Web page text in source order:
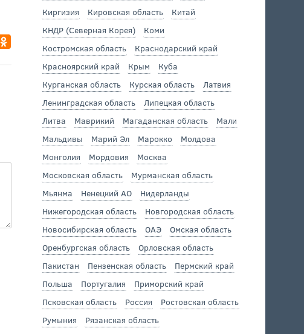
Киргизия
Кировская область
Китай
КНДР (Северная Корея)
Коми
Костромская область
Краснодарский край
Красноярский край
Крым
Куба
Курганская область
Курская область
Латвия
Ленинградская область
Липецкая область
Литва
Маврикий Магаданская область
Мали
Мальдивы
Марий Эл Марокко
Молдова
Монголия
Мордовия
Москва
Московская область
Мурманская область
Мьянма
Ненецкий АО
Нидерланды
Нижегородская область
Новгородская область
Новосибирская область
ОАЭ
Омская область
Оренбургская область
Орловская область
Пакистан
Пензенская область
Пермский край
Польша
Португалия
Приморский край
Псковская область
Россия
Ростовская область
Румыния
Рязанская область